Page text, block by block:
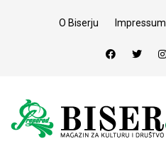
O Biserju Impressum